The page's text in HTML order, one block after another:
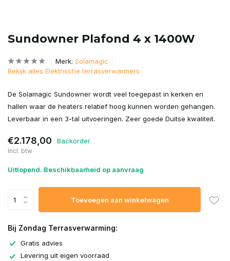
Sundowner Plafond 4 x 1400W
Merk: Solamagic
Bekijk alles Elektrische terrasverwarmers
De Solamagic Sundowner wordt veel toegepast in kerken en
hallen waar de heaters relatief hoog kunnen worden gehangen.
Leverbaar in een 3-tal uitvoeringen. Zeer goede Duitse kwaliteit.
€2.178,00 Backorder
Incl. btw
Uitlopend. Beschikbaarheid op aanvraag
Toevoegen aan winkelwagen
Bij Zondag Terrasverwarming:
Gratis advies
Levering uit eigen voorraad